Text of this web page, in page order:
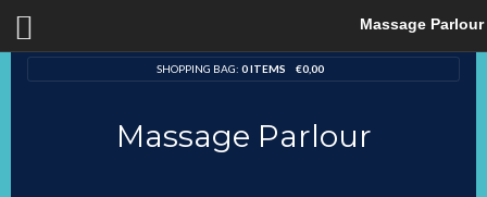
Massage Parlour
Massage Parlour
SHOPPING BAG: 0 ITEMS €0,00